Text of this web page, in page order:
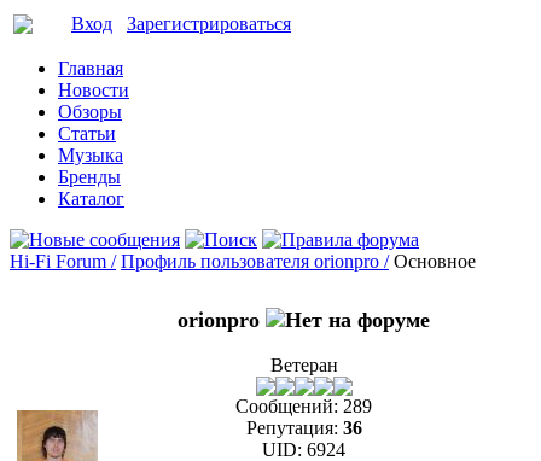
Вход Зарегистрироваться
Главная
Новости
Обзоры
Статьи
Музыка
Бренды
Каталог
Hi-Fi Forum / Профиль пользователя orionpro / Основное
orionpro
Ветеран
Сообщений: 289
Репутация: 36
UID: 6924